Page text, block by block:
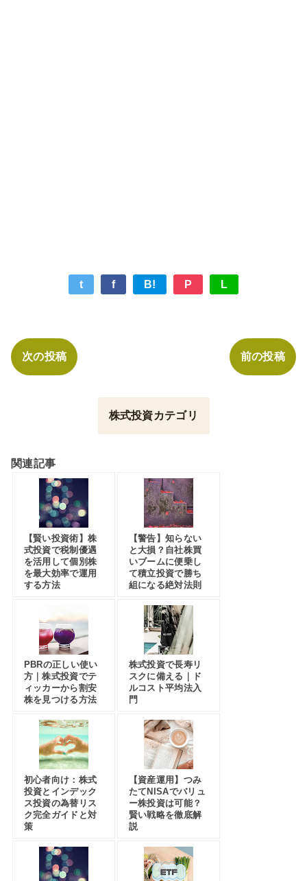
t f B! P L
次の投稿 前の投稿
株式投資カテゴリ
関連記事
【賢い投資術】株
式投資で税制優遇
を活用して個別株
を最大効率で運用
する方法
【警告】知らない
と大損？自社株買
いブームに便乗し
て積立投資で勝ち
組になる絶対法則
PBRの正しい使い
方｜株式投資でテ
ィッカーから割安
株を見つける方法
株式投資で長寿リ
スクに備える｜ド
ルコスト平均法入
門
初心者向け：株式
投資とインデック
ス投資の為替リス
ク完全ガイドと対
策
【資産運用】つみ
たてNISAでバリュ
ー株投資は可能？
賢い戦略を徹底解
説